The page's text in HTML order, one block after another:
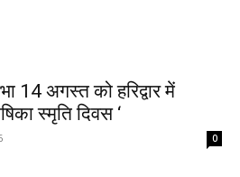
14 अगस्त को हरिद्वार में
स्मृति दिवस ‘
0